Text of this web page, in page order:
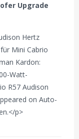
Upgrade
Hertz
Mini Cabrio
Kardon:
Watt-
R57 Audison
on Auto-
p>